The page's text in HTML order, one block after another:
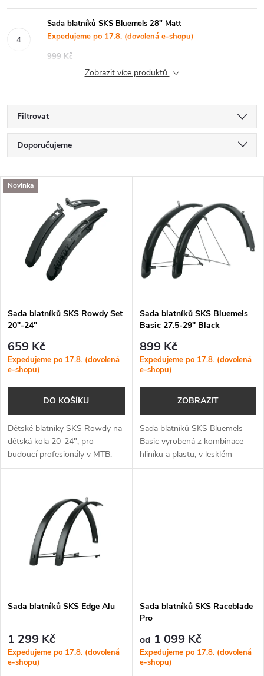
Sada blatníků SKS Bluemels 28" Matt
Expedujeme po 17.8. (dovolená e-shopu)
999 Kč
Zobrazit více produktů
Filtrovat
Ř
a
p
r
o
d
u
k
Doporučujeme
Nejdražší
Nejprodávanější
Abecedně
V
s
p
r
o
d
u
Novinka
Sada blatníků SKS Rowdy Set
20"-24"
659 Kč
Expedujeme po 17.8. (dovolená
e-shopu)
DO KOŠÍKU
Dětské blatníky SKS Rowdy na
dětská kola 20-24", pro
budoucí profesionály v MTB.
Sada blatníků SKS Bluemels
Basic 27.5-29" Black
899 Kč
Expedujeme po 17.8. (dovolená
e-shopu)
ZOBRAZIT
Sada blatníků SKS Bluemels
Basic vyrobená z kombinace
hliníku a plastu, v lesklém
designu a dostupná v několika
Sada blatníků SKS Edge Alu
1 299 Kč
Expedujeme po 17.8. (dovolená
e-shopu)
Sada blatníků SKS Raceblade
Pro
od 1 099 Kč
Expedujeme po 17.8. (dovolená
e-shopu)